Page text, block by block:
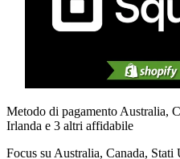
Metodo di pagamento Australia,
Irlanda e 3 altri affidabile
Focus su Australia, Canada,